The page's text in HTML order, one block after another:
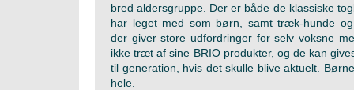
bred aldersgruppe. Der er både de klassiske
har leget med som børn, samt træk-hunde
der giver store udfordringer for selv voksne
ikke træt af sine BRIO produkter, og de kan
til generation, hvis det skulle blive aktuelt.
hele.